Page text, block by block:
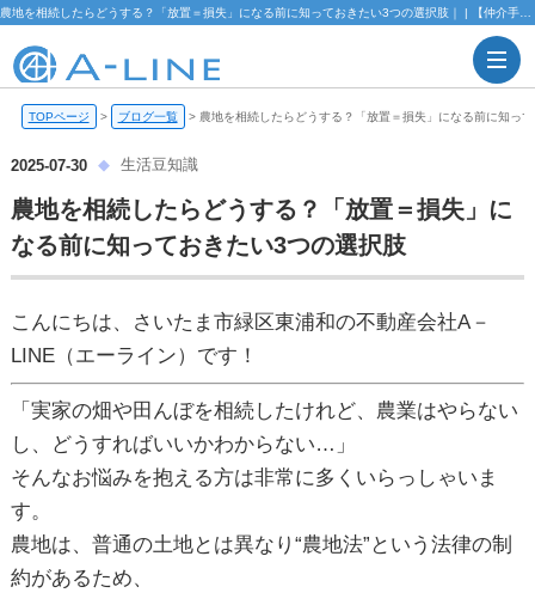
TOPページ > ブログ一覧 > 農地を相続したらどうする？「放置＝損失」になる前に知っ
2025-07-30 生活豆知識
農地を相続したらどうする？「放置＝損失」に
なる前に知っておきたい3つの選択肢
こんにちは、さいたま市緑区東浦和の不動産会社A－
LINE（エーライン）です！
「実家の畑や田んぼを相続したけれど、農業はやらない
し、どうすればいいかわからない…」
そんなお悩みを抱える方は非常に多くいらっしゃいま
す。
農地は、 普通の土地とは異なり“農地法”という法律の制
約があるため、